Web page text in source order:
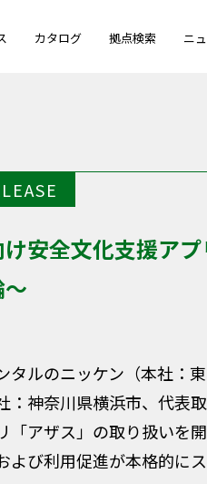
カタログ 拠点検索 ニ
安全文化支援ア
タルのニッケン（本社：
：神奈川県横浜市、代表
「アザス」の取り扱いを
よび利用促進が本格的に